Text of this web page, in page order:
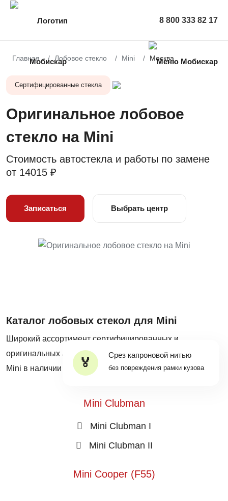
8 800 333 82 17
Главная Лобовое стекло Mini Москва
Сертифицированные стекла
Оригинальное лобовое
стекло на Mini
Стоимость автостекла и работы по замене
от 14015 ₽
Записаться Выбрать центр
Срез капроновой нитью
без повреждения рамки кузова
Каталог лобовых стекол для Mini
Широкий ассортимент сертифицированных и
оригинальных автостекол на все популярные модели
Mini в наличии на собственных складах Mobiscar®.
Mini Clubman
Mini Clubman I
Mini Clubman II
Mini Cooper (F55)